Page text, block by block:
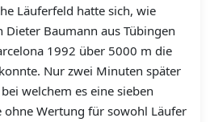
Läuferfeld hatte sich, wie
Dieter Baumann aus Tübingen
1992 über 5000 m die
Nur zwei Minuten später
welchem es eine sieben
ohne Wertung für sowohl Läufer